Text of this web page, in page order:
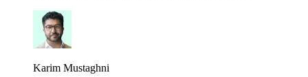
Karim Mustaghni